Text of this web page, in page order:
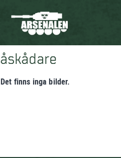
åskådare
Det finns inga bilder.